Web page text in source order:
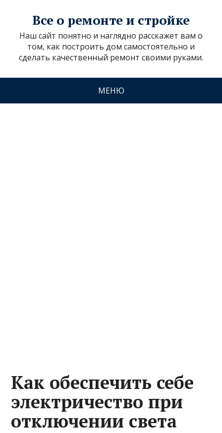
Все о ремонте и стройке
Наш сайт понятно и наглядно расскажет вам о
том, как построить дом самостоятельно и
сделать качественный ремонт своими руками.
МЕНЮ
Как обеспечить себе
электричество при
отключении света